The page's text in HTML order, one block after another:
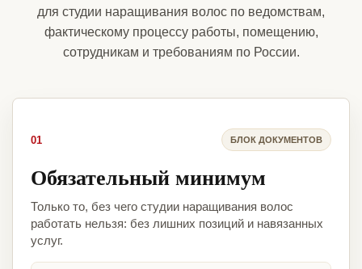
для студии наращивания волос по ведомствам,
фактическому процессу работы, помещению,
сотрудникам и требованиям по России.
01 БЛОК ДОКУМЕНТОВ
Обязательный минимум
Только то, без чего студии наращивания волос
работать нельзя: без лишних позиций и навязанных
услуг.